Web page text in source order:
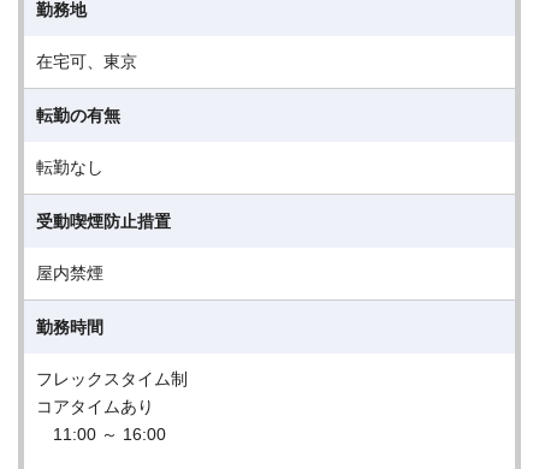
勤務地
在宅可、東京
転勤の有無
転勤なし
受動喫煙防止措置
屋内禁煙
勤務時間
フレックスタイム制
コアタイムあり
11:00 ～ 16:00